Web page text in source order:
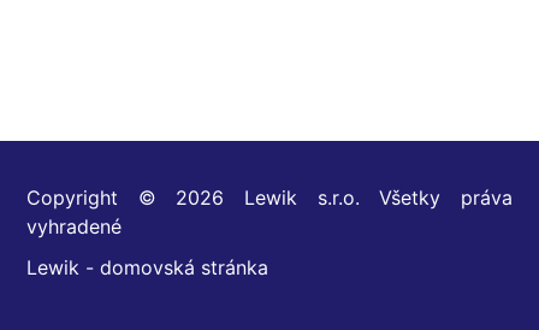
Copyright © 2026 Lewik s.r.o. Všetky práva
vyhradené
Lewik - domovská stránka